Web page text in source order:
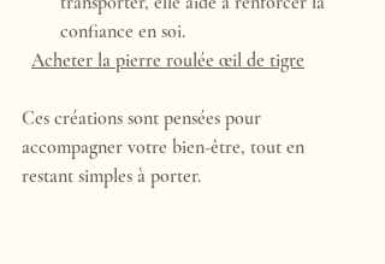
confiance en soi.
Acheter la pierre roulée œil de tigre
Ces créations sont pensées pour
accompagner votre bien-être, tout en
restant simples à porter.